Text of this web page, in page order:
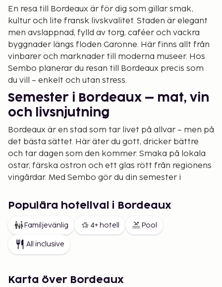
En resa till Bordeaux är för dig som gillar smak,
kultur och lite fransk livskvalitet. Staden är elegant
men avslappnad, fylld av torg, caféer och vackra
byggnader längs floden Garonne. Här finns allt från
vinbarer och marknader till moderna museer. Hos
Sembo planerar du resan till Bordeaux precis som
du vill – enkelt och utan stress.
Semester i Bordeaux – mat, vin
och livsnjutning
Bordeaux är en stad som tar livet på allvar – men på
det bästa sättet. Här äter du gott, dricker bättre
och tar dagen som den kommer. Smaka på lokala
ostar, färska ostron och ett glas rött från regionens
vingårdar. Med Sembo gör du din semester i
Kombinationsresor till
Bordeaux
Vill du uppleva mer av sydvästra Frankrike? Då är en
kombinationsresa till Bordeaux perfekt. Kombinera
Médoc eller Saint-Émilion, eller fortsätt till
Populära hotellval i Bordeaux
Familjevänlig 4+ hotell Pool
All inclusive
Karta över Bordeaux